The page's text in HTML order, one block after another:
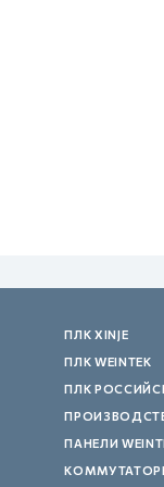
ПЛК XINJE
ПЛК WEINTEK
ПЛК
ПАНЕЛИ
КОММУТАТОРЫ